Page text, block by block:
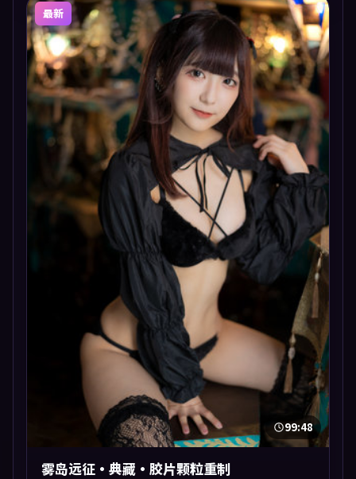
最新
99:48
雾岛远征·典藏·胶片颗粒重制